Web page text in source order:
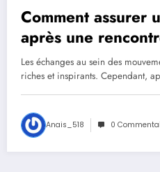
Comment assurer
après une
Les échanges au sein des
riches et inspirants. Cependant,
Anais_518 0